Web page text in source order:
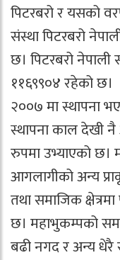
पिटरबरो र यसको
संस्था पिटरबरो
छ। पिटरबरो नेपाली
११६९९०४ रहेको छ।
२००७ मा स्थापना
स्थापना काल देखी
रुपमा उभ्याएको छ।
आगलागीको अन्य
तथा समाजिक
छ। महाभुकम्पको
बढी नगद र अन्य धेरै